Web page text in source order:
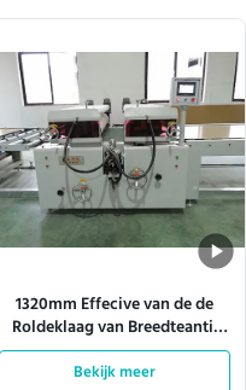
1320mm Effecive van de de
Roldeklaag van Breedteantil
het Schurende Materiaal 10KW
Bekijk meer